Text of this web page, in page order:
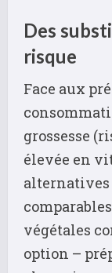
Des
risque
Face aux
grossesse
élevée en
alternatives
végétales
option –